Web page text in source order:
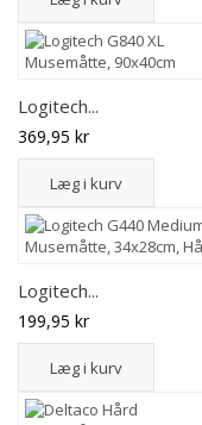
Logitech...
369,95 kr
Læg i kurv
Logitech...
199,95 kr
Læg i kurv